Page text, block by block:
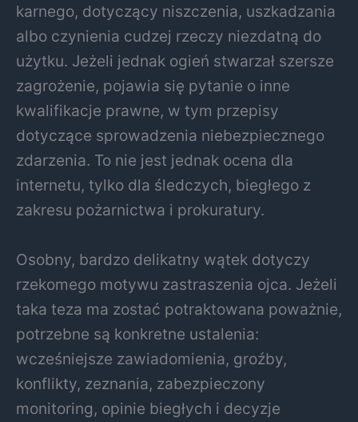
karnego, dotyczący niszczenia, uszkadzania
albo czynienia cudzej rzeczy niezdatną do
użytku. Jeżeli jednak ogień stwarzał szersze
zagrożenie, pojawia się pytanie o inne
kwalifikacje prawne, w tym przepisy
dotyczące sprowadzenia niebezpiecznego
zdarzenia. To nie jest jednak ocena dla
internetu, tylko dla śledczych, biegłego z
zakresu pożarnictwa i prokuratury.
Osobny, bardzo delikatny wątek dotyczy
rzekomego motywu zastraszenia ojca. Jeżeli
taka teza ma zostać potraktowana poważnie,
potrzebne są konkretne ustalenia:
wcześniejsze zawiadomienia, groźby,
konflikty, zeznania, zabezpieczony
monitoring, opinie biegłych i decyzje